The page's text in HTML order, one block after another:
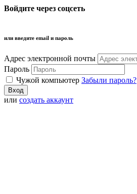
Войдите через соцсеть
или введите email и пароль
Адрес электронной почты
Пароль
Чужой компьютер Забыли пароль?
или создать аккаунт